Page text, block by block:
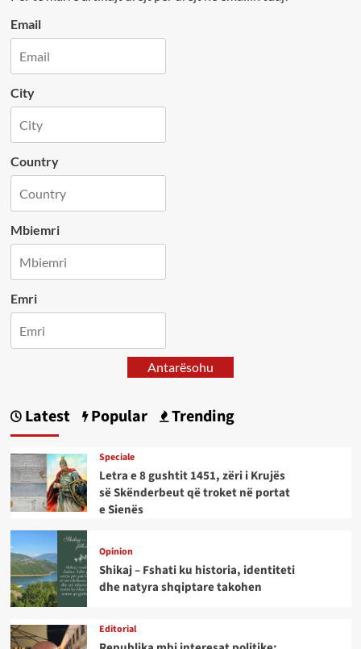
Email
City
Country
Mbiemri
Emri
Antarësohu
Latest Popular Trending
Speciale
Letra e 8 gushtit 1451, zëri i Krujës
së Skënderbeut që troket në portat
e Sienës
Opinion
Shikaj – Fshati ku historia, identiteti
dhe natyra shqiptare takohen
Editorial